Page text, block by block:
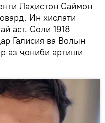
Лаҳистон Саймон
Ин хислати
аст. Соли 1918
Галисия ва Волын
аз ҷониби артиши